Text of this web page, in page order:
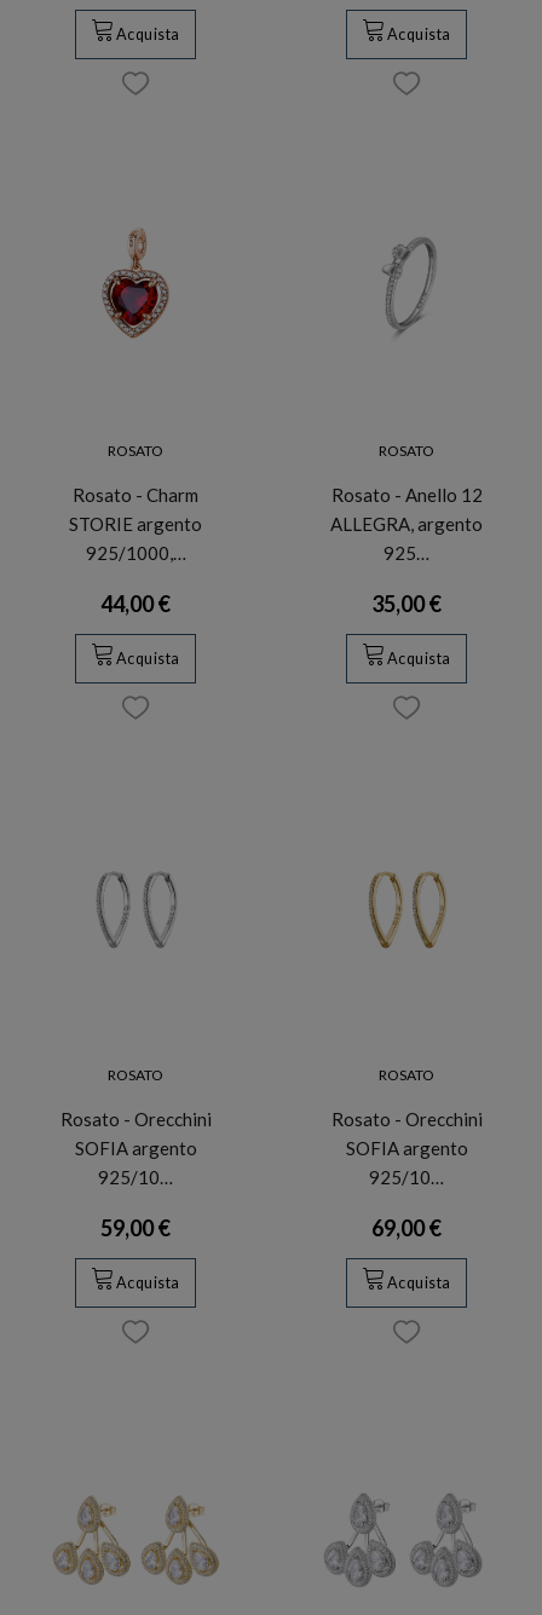
Acquista Acquista
ROSATO
Rosato - Charm
STORIE argento
925/1000,…
44,00 €
Acquista
ROSATO
Rosato - Anello 12
ALLEGRA, argento
925…
35,00 €
Acquista
ROSATO
Rosato - Orecchini
SOFIA argento
925/10…
59,00 €
Acquista
ROSATO
Rosato - Orecchini
SOFIA argento
925/10…
69,00 €
Acquista